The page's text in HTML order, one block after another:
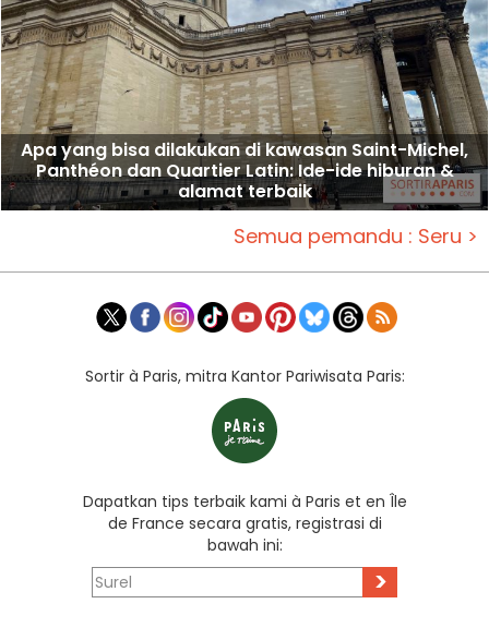
Apa yang bisa dilakukan di kawasan Saint-Michel,
Panthéon dan Quartier Latin: Ide-ide hiburan &
alamat terbaik
Semua pemandu : Seru >
Sortir à Paris, mitra Kantor Pariwisata Paris:
Dapatkan tips terbaik kami à Paris et en Île
de France secara gratis, registrasi di
bawah ini:
>